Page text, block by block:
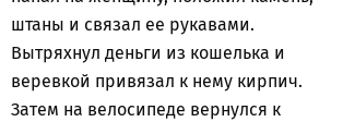
штаны и связал ее рукавами.
Вытряхнул деньги из кошелька и
веревкой привязал к нему кирпич.
Затем на велосипеде вернулся к